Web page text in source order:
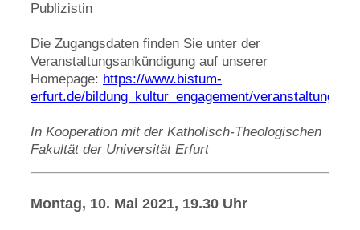
Publizistin
Die Zugangsdaten finden Sie unter der
Veranstaltungsankündigung auf unserer
Homepage: https://www.bistum-
erfurt.de/bildung_kultur_engagement/
In Kooperation mit der Katholisch-Theologischen
Fakultät der Universität Erfurt
Montag, 10. Mai 2021, 19.30 Uhr